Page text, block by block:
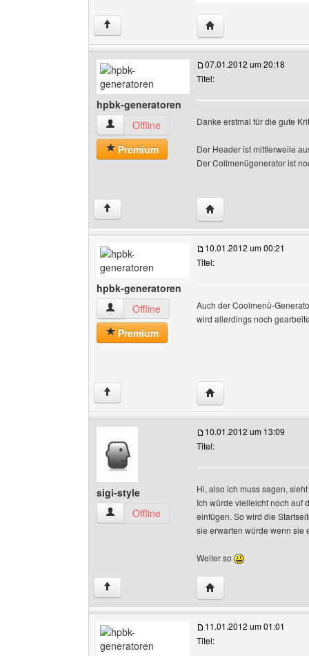
↑ Website dieses
hpbk-generatoren
hpbk-generatoren Benutzer-Profile anzeigen
Offline
Premium
07.01.2012 um 20:18
Titel:
Danke erstmal für die gute
Der Header ist mittlerweile
Der Collmenügenerator ist
↑ Website dieses
hpbk-generatoren
hpbk-generatoren Benutzer-Profile anzeigen
Offline
Premium
10.01.2012 um 00:21
Titel:
Auch der Coolmenü-
wird allerdings noch
↑ Website dieses
sigi-style
sigi-style Benutzer-Profile anzeigen
Offline
10.01.2012 um 13:09
Titel:
Hi, also ich muss sagen,
Ich würde vielleicht noch auf
einfügen. So wird die
sie erwarten würde wenn sie
Weiter so
↑ Website dieses
11.01.2012 um 01:01
Titel: